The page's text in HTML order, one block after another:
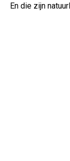
En die zijn